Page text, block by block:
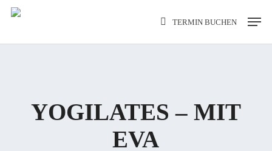
Skip
TERMIN BUCHEN
Menu
YOGILATES – MIT
EVA